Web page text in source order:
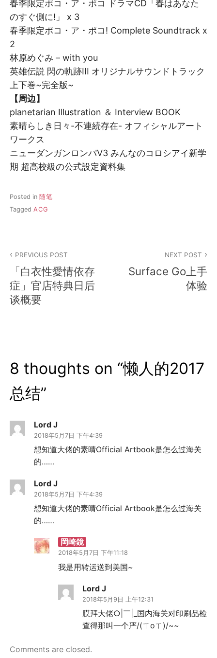
春季限定ポコ・ア・ポコ ドラマCD「春はあなた
のすぐ側に!」 x 3
春季限定ポコ・ア・ポコ! Complete Soundtrack x
2
林原めぐみ – with you
英雄伝説 閃の軌跡III オリジナルサウンドトラック
上下巻~完全版~
【周边】
planetarian Illustration ＆ Interview BOOK
素晴らしき日々-不連続存在- オフィシャルアート
ワークス
ニューダンガンロンパV3 みんなのコロシアイ新学
期 超高校級の公式設定資料集
Posted in 随笔
Tagged ACG
章
导
航
PREVIOUS POST
「白衣性愛情依存
症」官店特典日后
谈概要
NEXT POST
Surface Go上手
体验
8 thoughts on “懒人的2017
总结”
Lord J
2018年5月7日 下午4:39
想知道大佬的素晴Official Artbook是怎么过海关
的……
Lord J
2018年5月7日 下午4:39
想知道大佬的素晴Official Artbook是怎么过海关
的……
岡崎鏡
2018年5月7日 下午11:18
我是用转运送到美国~
Lord J
2018年5月9日 上午12:31
膜拜大佬○|￣|_国内海关对印刷品检
查得那叫一个严/(ㄒoㄒ)/~~
Comments are closed.